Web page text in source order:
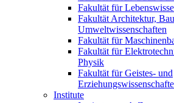
Fakultät für
Fakultät Architektur,
Umweltwissenschaften
Fakultät für
Fakultät für
Physik
Fakultät für Geistes- und
Institute